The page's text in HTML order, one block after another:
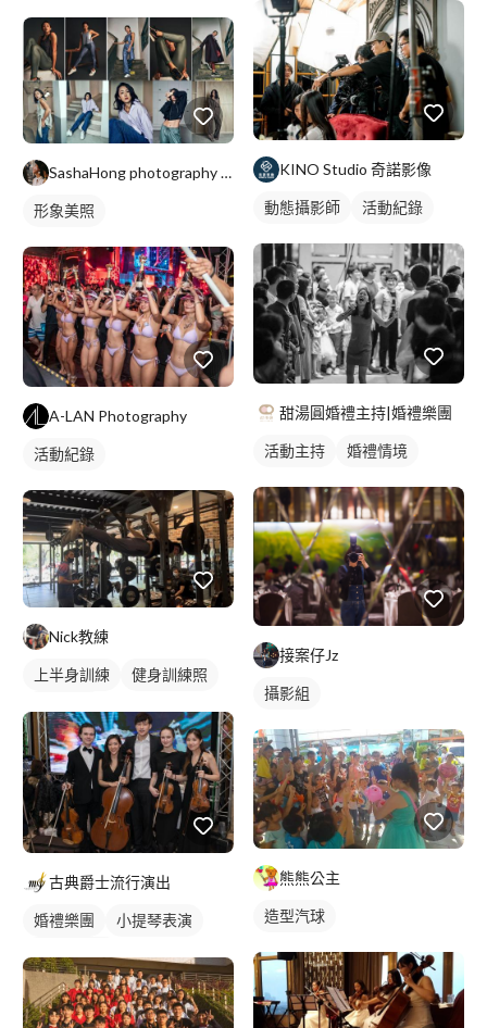
SashaHong photography studio
形象美照
A-LAN Photography
活動紀錄
Nick教練
上半身訓練
健身訓練照
胸肌訓練
古典爵士流行演出
婚禮樂團
小提琴表演
KINO Studio 奇諾影像
動態攝影師 活動紀錄
甜湯圓婚禮主持|婚禮樂團
活動主持 婚禮情境
接案仔Jz
攝影組
熊熊公主
造型汽球